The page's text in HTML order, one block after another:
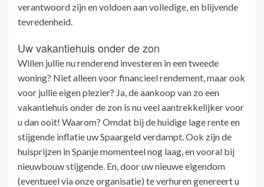
verantwoord zijn en voldoen aan volledige, en blijvende
tevredenheid.
Uw vakantiehuis onder de zon
Willen jullie nu renderend investeren in een tweede
woning? Niet alleen voor financieel rendement, maar ook
voor jullie eigen plezier? Ja, de aankoop van zo een
vakantiehuis onder de zon is nu veel aantrekkelijker voor
u dan ooit! Waarom? Omdat bij de huidige lage rente en
stijgende inflatie uw Spaargeld verdampt. Ook zijn de
huisprijzen in Spanje momenteel nog laag, en vooral bij
nieuwbouw stijgende. En, door uw nieuwe eigendom
(eventueel via onze organisatie) te verhuren genereert u